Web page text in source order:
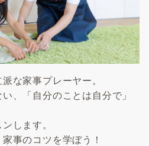
な家事プレーヤー。
、「自分のことは自分で」
します。
事のコツを学ぼう！